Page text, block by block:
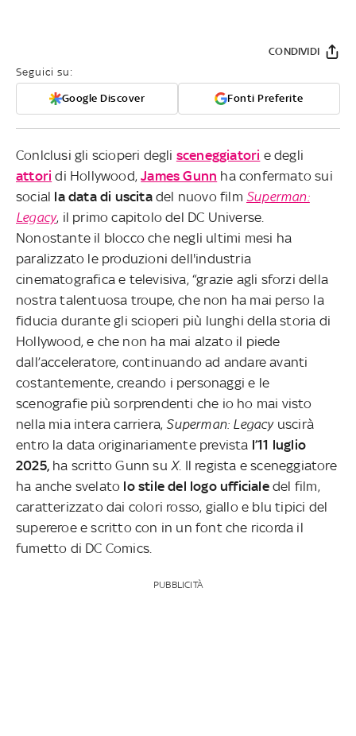
Seguici su:
Google Discover Fonti Preferite
CONDIVIDI
Conlclusi gli scioperi degli sceneggiatori e degli
attori di Hollywood,James Gunn ha confermato sui
social la data di uscitadel nuovo filmSuperman:
Legacy, il primo capitolo del DC Universe.
Nonostante il blocco che negli ultimi mesi ha
paralizzato le produzioni dell'industria
cinematografica e televisiva, “grazie agli sforzi della
nostra talentuosa troupe, che non ha mai perso la
fiducia durante gli scioperi più lunghi della storia di
Hollywood, e che non ha mai alzato il piede
dall’acceleratore, continuando ad andare avanti
costantemente, creando i personaggi e le
scenografie più sorprendenti che io ho mai visto
nella mia intera carriera,Superman: Legacyuscirà
entro la data originariamente prevista l’11 luglio
2025, ha scritto Gunn su X. Il regista e sceneggiatore
ha anche svelato lo stile del logo ufficialedel film,
caratterizzato dai colori rosso, giallo e blu tipici del
supereroe e scritto con in un font che ricorda il
fumetto di DC Comics.
PUBBLICITÀ